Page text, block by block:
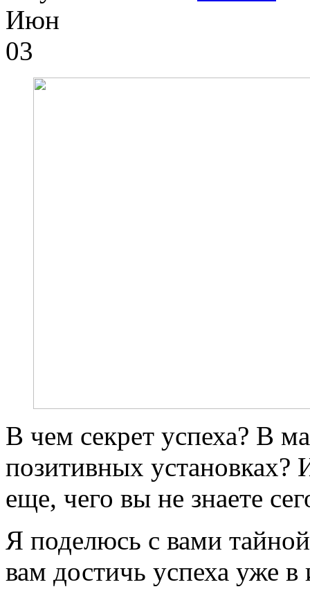
Июн
03
В чем секрет успеха? В
позитивных
еще, чего вы не знаете
Я поделюсь с вами
вам достичь успеха уже